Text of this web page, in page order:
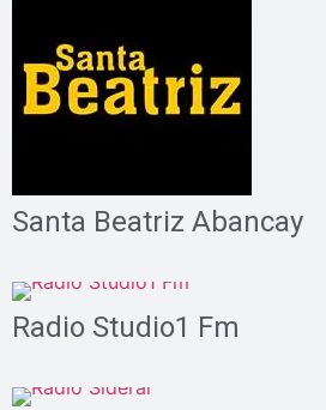
Santa Beatriz Abancay
Radio Studio1 Fm